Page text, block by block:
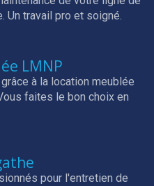
Un travail pro et soigné.
LMNP
à la location meublée
faites le bon choix en
pour l'entretien de